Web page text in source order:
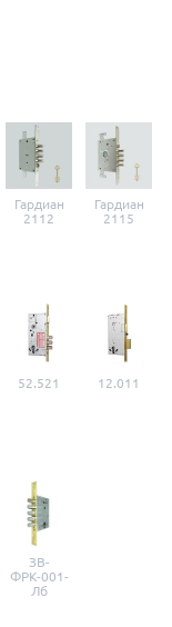
Гардиан
2112
Гардиан
2115
52.521 12.011
ЗВ-
ФРК-001-
Лб